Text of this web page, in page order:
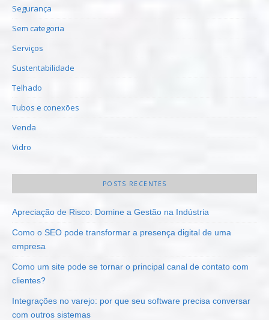
Segurança
Sem categoria
Serviços
Sustentabilidade
Telhado
Tubos e conexões
Venda
Vidro
POSTS RECENTES
Apreciação de Risco: Domine a Gestão na Indústria
Como o SEO pode transformar a presença digital de uma
empresa
Como um site pode se tornar o principal canal de contato com
clientes?
Integrações no varejo: por que seu software precisa conversar
com outros sistemas